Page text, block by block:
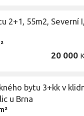
2+1, 55m2, Severní
20 000
bytu 3+kk v
u Brna